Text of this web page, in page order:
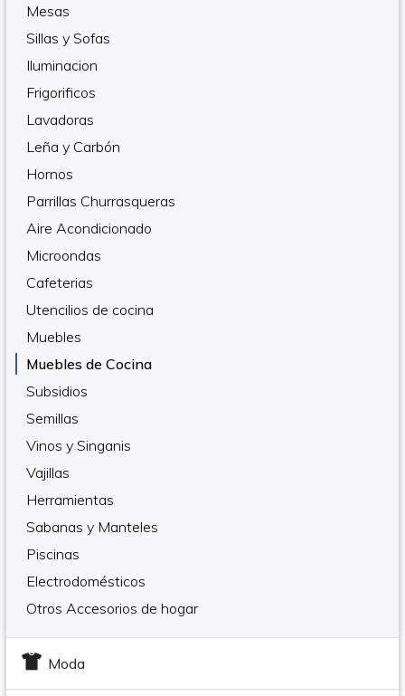
Mesas
Sillas y Sofas
Iluminacion
Frigorificos
Lavadoras
Leña y Carbón
Hornos
Parrillas Churrasqueras
Aire Acondicionado
Microondas
Cafeterias
Utencilios de cocina
Muebles
Muebles de Cocina
Subsidios
Semillas
Vinos y Singanis
Vajillas
Herramientas
Sabanas y Manteles
Piscinas
Electrodomésticos
Otros Accesorios de hogar
Moda